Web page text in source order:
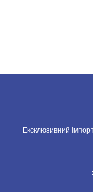
Ексклюзивний